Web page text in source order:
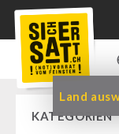
Land
KATEGORIEN